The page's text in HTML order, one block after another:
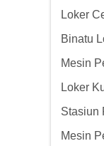
Loker
Binatu
Mesin
Loker
Stasiun
Mesin